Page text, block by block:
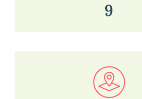
9
Bekijk in onze